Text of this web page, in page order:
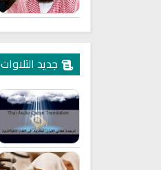
جديد التلاوات